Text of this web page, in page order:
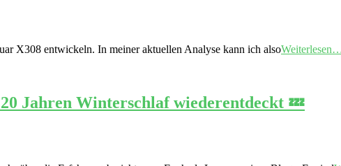
X308 entwickeln. In meiner aktuellen Analyse kann ich also
Jahren Winterschlaf wiederentdeckt 💤